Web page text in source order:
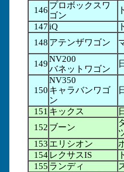
146 プロボックスワ
ゴン
147iQ
148 アテンザワゴン
149NV200
バネットワゴン
150
NV350
キャラバンワゴ
ン
151 キックス
152 ブーン
153 エリシオン
154 レクサスIS
155 ランディ